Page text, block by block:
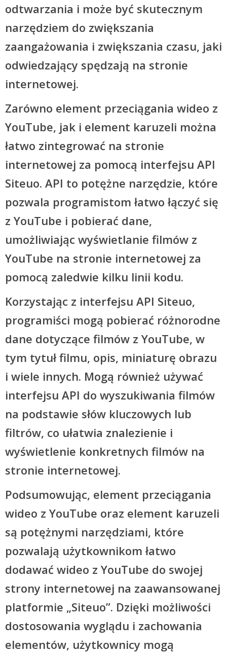
odtwarzania i może być skutecznym
narzędziem do zwiększania
zaangażowania i zwiększania czasu, jaki
odwiedzający spędzają na stronie
internetowej.
Zarówno element przeciągania wideo z
YouTube, jak i element karuzeli można
łatwo zintegrować na stronie
internetowej za pomocą interfejsu API
Siteuo. API to potężne narzędzie, które
pozwala programistom łatwo łączyć się
z YouTube i pobierać dane,
umożliwiając wyświetlanie filmów z
YouTube na stronie internetowej za
pomocą zaledwie kilku linii kodu.
Korzystając z interfejsu API Siteuo,
programiści mogą pobierać różnorodne
dane dotyczące filmów z YouTube, w
tym tytuł filmu, opis, miniaturę obrazu
i wiele innych. Mogą również używać
interfejsu API do wyszukiwania filmów
na podstawie słów kluczowych lub
filtrów, co ułatwia znalezienie i
wyświetlenie konkretnych filmów na
stronie internetowej.
Podsumowując, element przeciągania
wideo z YouTube oraz element karuzeli
są potężnymi narzędziami, które
pozwalają użytkownikom łatwo
dodawać wideo z YouTube do swojej
strony internetowej na zaawansowanej
platformie „Siteuo”. Dzięki możliwości
dostosowania wyglądu i zachowania
elementów, użytkownicy mogą